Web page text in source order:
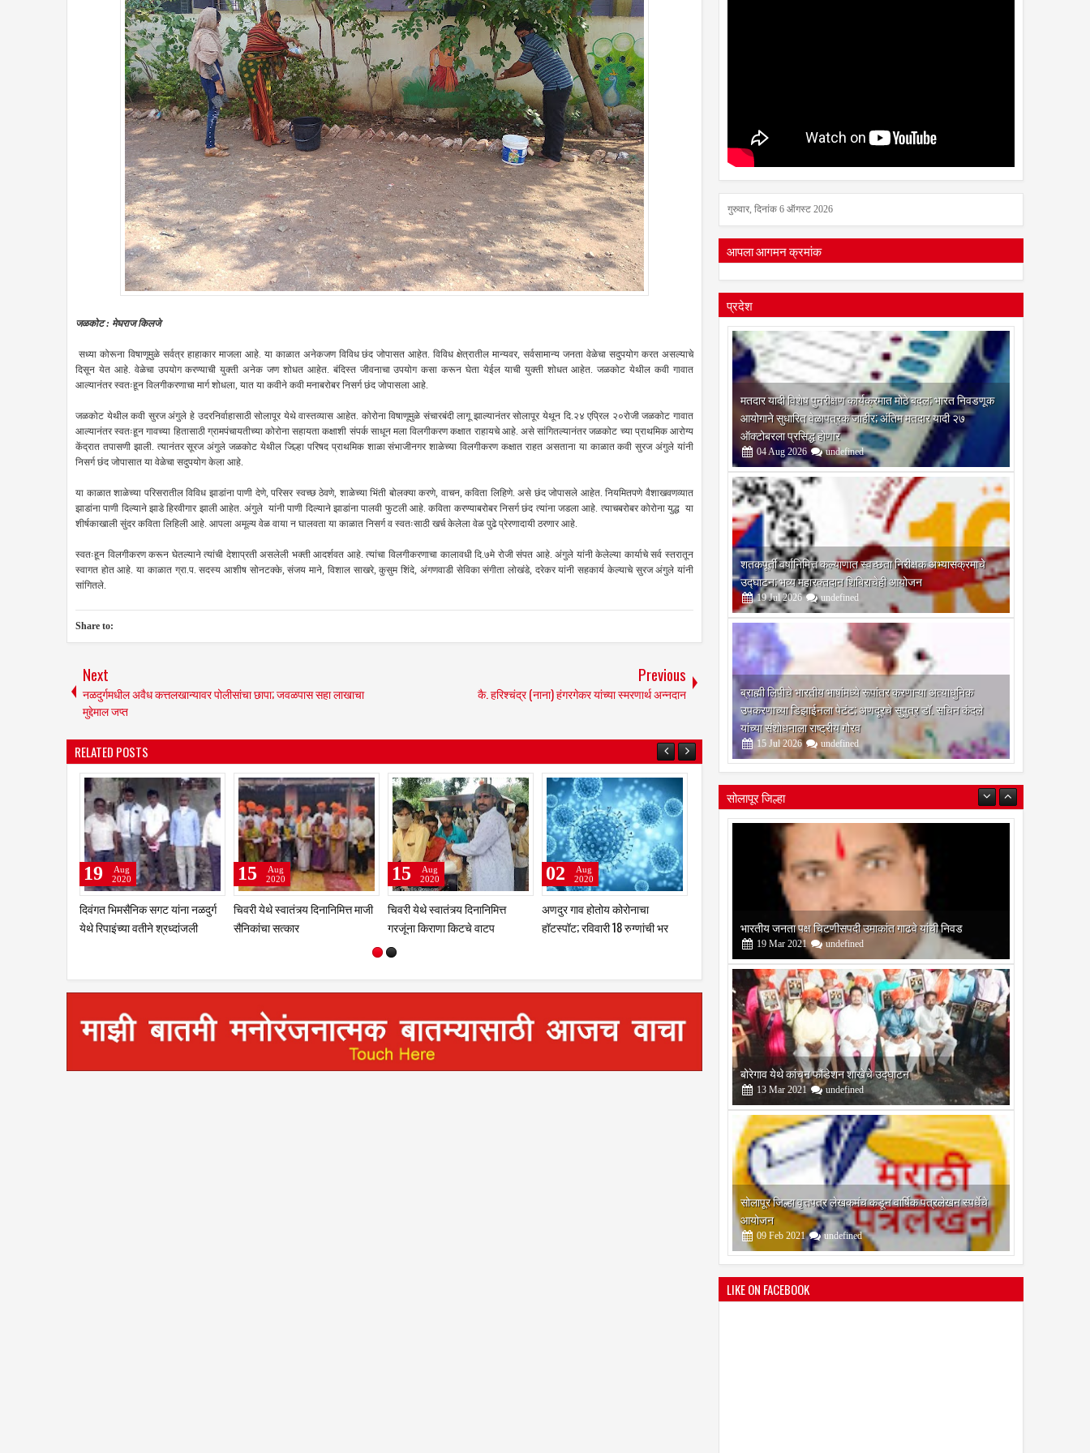
जळकोट : मेघराज किलजे
सध्या कोरूना विषाणूमुळे सर्वत्र हाहाकार माजला आहे. या काळात अनेकजण विविध छंद जोपासत आहेत. विविध क्षेत्रातील मान्यवर, सर्वसामान्य जनता वेळेचा सदुपयोग करत असल्याचे
दिसून येत आहे. वेळेचा उपयोग करण्याची युक्ती अनेक जण शोधत आहेत. बंदिस्त जीवनाचा उपयोग कसा करून घेता येईल याची युक्ती शोधत आहेत. जळकोट येथील कवी गावात
आल्यानंतर स्वतःहून विलगीकरणाचा मार्ग शोधला, यात या कवीने कवी मनाबरोबर निसर्ग छंद जोपासला आहे.
जळकोट येथील कवी सुरज अंगुले हे उदरनिर्वाहासाठी सोलापूर येथे वास्तव्यास आहेत. कोरोना विषाणूमुळे संचारबंदी लागू झाल्यानंतर सोलापूर येथून दि.२४ एप्रिल २०रोजी जळकोट गावात
आल्यानंतर स्वतःहून गावच्या हितासाठी ग्रामपंचायतीच्या कोरोना सहायता कक्षाशी संपर्क साधून मला विलगीकरण कक्षात राहायचे आहे. असे सांगितल्यानंतर जळकोट च्या प्राथमिक आरोग्य
केंद्रात तपासणी झाली. त्यानंतर सूरज अंगुले जळकोट येथील जिल्हा परिषद प्राथमिक शाळा संभाजीनगर शाळेच्या विलगीकरण कक्षात राहत असताना या काळात कवी सुरज अंगुले यांनी
निसर्ग छंद जोपासात या वेळेचा सदुपयोग केला आहे.
या काळात शाळेच्या परिसरातील विविध झाडांना पाणी देणे, परिसर स्वच्छ ठेवणे, शाळेच्या भिंती बोलक्या करणे, वाचन, कविता लिहिणे. असे छंद जोपासले आहेत. नियमितपणे वैशाखवणव्यात
झाडांना पाणी दिल्याने झाडे हिरवीगार झाली आहेत. अंगुले यांनी पाणी दिल्याने झाडांना पालवी फुटली आहे. कविता करण्याबरोबर निसर्ग छंद त्यांना जडला आहे. त्याचबरोबर कोरोना युद्ध या
शीर्षकाखाली सुंदर कविता लिहिली आहे. आपला अमूल्य वेळ वाया न घालवता या काळात निसर्ग व स्वतःसाठी खर्च केलेला वेळ पुढे प्रेरणादायी ठरणार आहे.
स्वतःहून विलगीकरण करून घेतल्याने त्यांची देशाप्रती असलेली भक्ती आदर्शवत आहे. त्यांचा विलगीकरणाचा कालावधी दि.७मे रोजी संपत आहे. अंगुले यांनी केलेल्या कार्याचे सर्व स्तरातून
स्वागत होत आहे. या काळात ग्रा.प. सदस्य आशीष सोनटक्के, संजय माने, विशाल साखरे, कुसुम शिंदे, अंगणवाडी सेविका संगीता लोखंडे, दरेकर यांनी सहकार्य केल्याचे सुरज अंगुले यांनी
सांगितले.
Share to:
Next
नळदुर्गमधील अवैध कत्तलखान्यावर पोलीसांचा छापा; जवळपास सहा लाखाचा
मुद्देमाल जप्त
Previous
कै. हरिश्चंद्र (नाना) हंगरगेकर यांच्या स्मरणार्थ अन्नदान
RELATED POSTS
दिवंगत भिमसैनिक सगट यांना नळदुर्ग
येथे रिपाइंच्या वतीने श्रध्दांजली
19
Aug
2020
चिवरी येथे स्वातंत्र्य दिनानिमित्त माजी
सैनिकांचा सत्कार
15
Aug
2020
चिवरी येथे स्वातंत्र्य दिनानिमित्त
गरजूंना किराणा किटचे वाटप
15
Aug
2020
अणदुर गाव होतोय कोरोनाचा
हॉटस्पॉट; रविवारी 18 रुग्णांची भर
02
Aug
2020
काटी येथील जेष्ठ नागरिक भारत गाटे
यांचे दु:खद निधन
होर्टी येथील केंद्रीय प्राथमिक शाळेत
वृक्षारोपण
22
Jul
गुरुवार, दिनांक 6 ऑगस्ट 2026
आपला आगमन क्रमांक
प्रदेश
मतदार यादी विशेष पुनरीक्षण कार्यक्रमात मोठे बदल; भारत निवडणूक
आयोगाने सुधारित वेळापत्रक जाहीर; अंतिम मतदार यादी २७
ऑक्टोबरला प्रसिद्ध होणार
04 Aug 2026 undefined
शतकपूर्ती वर्षानिमित्त कल्याणात स्वच्छता निरीक्षक अभ्यासक्रमाचे
उद्घाटन; भव्य महारक्तदान शिबिराचेही आयोजन
19 Jul 2026 undefined
ब्राह्मी लिपीचे भारतीय भाषांमध्ये रूपांतर करणाऱ्या अत्याधुनिक
उपकरणाच्या डिझाईनला पेटंट; अणदूरचे सुपुत्र डॉ. सचिन कंदले
यांच्या संशोधनाला राष्ट्रीय गौरव
15 Jul 2026 undefined
सोलापूर जिल्हा
भारतीय जनता पक्ष चिटणीसपदी उमाकांत गाढवे यांची निवड
Mar undefined
बोरेगाव येथे कांचन फौंडेशन शाखेचे उद्घाटन
13 Mar 2021 undefined
सोलापूर जिल्हा वृत्तपत्र लेखकमंच कडून वार्षिक पत्रलेखन स्पर्धेचे
आयोजन
09 Feb 2021 undefined
श्री मल्लिकार्जुन प्रशालेकडून उमाकांत गाढवे यांचा सत्कार
25 Mar 2021 undefined
LIKE ON FACEBOOK